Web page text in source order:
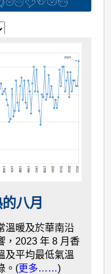
八月
溫暖及於華南沿
，2023 年 8 月香
及平均最低氣溫
。(更多……)